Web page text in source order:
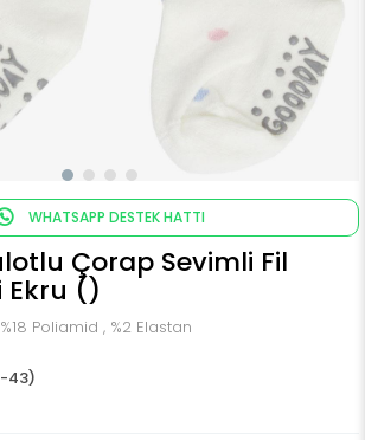
WHATSAPP DESTEK HATTI
Çorap Sevimli Fil
Ekru ()
Poliamid , %2 Elastan
43)